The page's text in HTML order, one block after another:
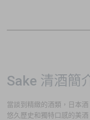
Sake 清酒簡
當談到精緻的酒類，日本
悠久歷史和獨特口感的美